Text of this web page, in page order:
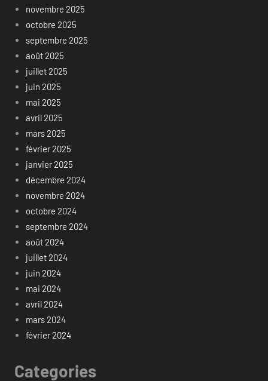
novembre 2025
octobre 2025
septembre 2025
août 2025
juillet 2025
juin 2025
mai 2025
avril 2025
mars 2025
février 2025
janvier 2025
décembre 2024
novembre 2024
octobre 2024
septembre 2024
août 2024
juillet 2024
juin 2024
mai 2024
avril 2024
mars 2024
février 2024
Categories